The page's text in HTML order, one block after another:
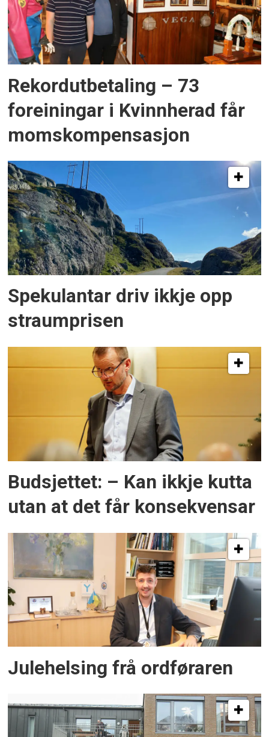
Rekordutbetaling – 73
foreiningar i Kvinnherad får
momskompensasjon
Spekulantar driv ikkje opp
straumprisen
Budsjettet: – Kan ikkje kutta
utan at det får konsekvensar
Julehelsing frå ordføraren